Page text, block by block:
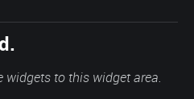
widgets to this widget area.